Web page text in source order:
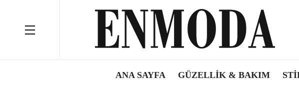
ANA SAYFA GÜZELLIK & BAKIM